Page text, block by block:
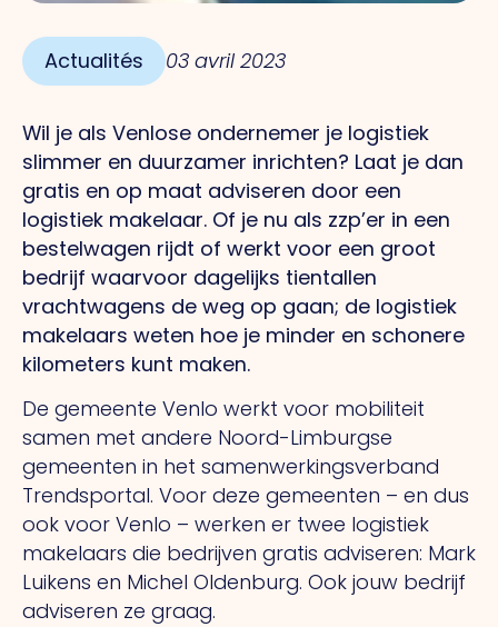
Actualités 03 avril 2023
Wil je als Venlose ondernemer je logistiek
slimmer en duurzamer inrichten? Laat je dan
gratis en op maat adviseren door een
logistiek makelaar. Of je nu als zzp’er in een
bestelwagen rijdt of werkt voor een groot
bedrijf waarvoor dagelijks tientallen
vrachtwagens de weg op gaan; de logistiek
makelaars weten hoe je minder en schonere
kilometers kunt maken.
De gemeente Venlo werkt voor mobiliteit
samen met andere Noord-Limburgse
gemeenten in het samenwerkingsverband
Trendsportal. Voor deze gemeenten – en dus
ook voor Venlo – werken er twee logistiek
makelaars die bedrijven gratis adviseren: Mark
Luikens en Michel Oldenburg. Ook jouw bedrijf
adviseren ze graag.